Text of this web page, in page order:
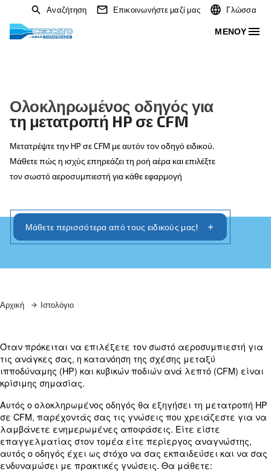
Αναζήτηση Επικοινωνήστε μαζί μας
Ολοκληρωμένος οδηγός για
τη μετατροπή HP σε CFM
Μετατρέψτε την HP σε CFM με αυτόν τον οδηγό ειδικού.
τον σωστό αεροσυμπιεστή για κάθε εφαρμογή
Αρχική Ιστολόγιο
Όταν πρόκειται να επιλέξετε τον σωστό
τις ανάγκες σας, η κατανόηση της σχέσης μεταξύ
ιπποδύναμης (HP) και κυβικών ποδιών ανά λεπτό